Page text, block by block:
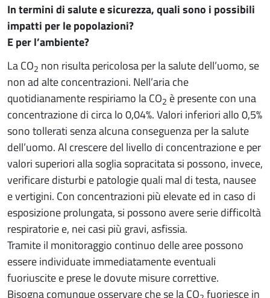
In termini di salute e sicurezza, quali sono i possibili
impatti per le popolazioni?
E per l’ambiente?
La CO2 non risulta pericolosa per la salute dell’uomo, se
non ad alte concentrazioni. Nell’aria che
quotidianamente respiriamo la CO2 è presente con una
concentrazione di circa lo 0,04%. Valori inferiori allo 0,5%
sono tollerati senza alcuna conseguenza per la salute
dell’uomo. Al crescere del livello di concentrazione e per
valori superiori alla soglia sopracitata si possono, invece,
verificare disturbi e patologie quali mal di testa, nausee
e vertigini. Con concentrazioni più elevate ed in caso di
esposizione prolungata, si possono avere serie difficoltà
respiratorie e, nei casi più gravi, asfissia.
Tramite il monitoraggio continuo delle aree possono
essere individuate immediatamente eventuali
fuoriuscite e prese le dovute misure correttive.
Bisogna comunque osservare che se la CO fuoriesce in